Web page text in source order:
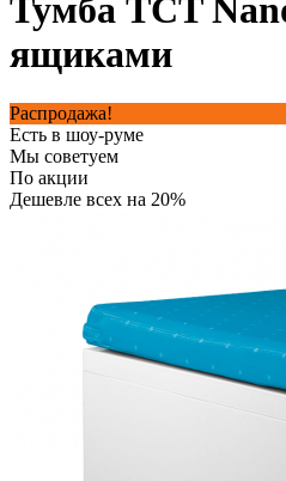
Тумба TCT
ящиками
Распродажа!
Есть в шоу-руме
Мы советуем
По акции
Дешевле всех на 20%